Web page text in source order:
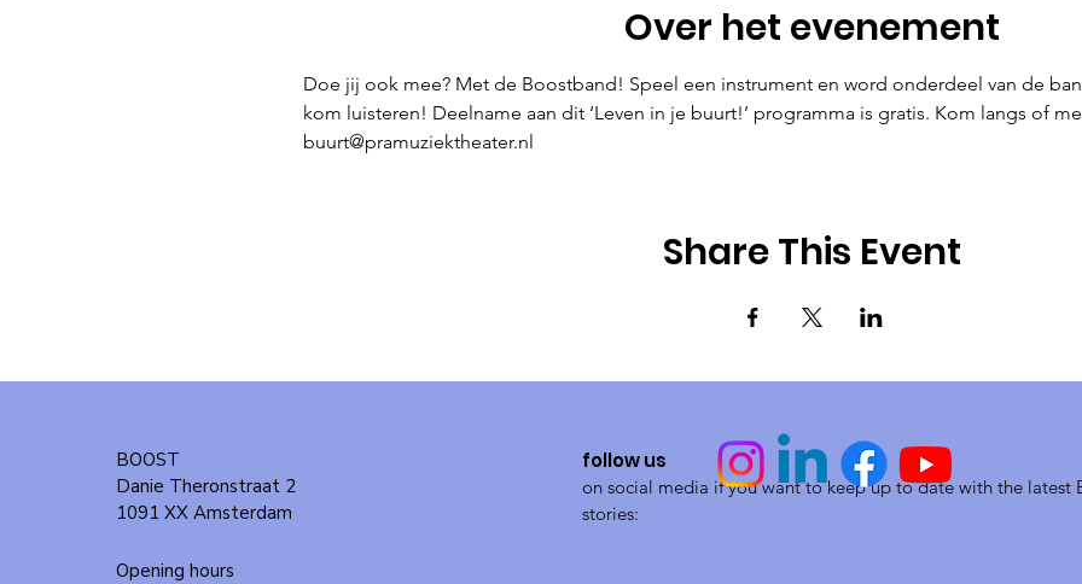
Over het evenement
Doe jij ook mee? Met de Boostband! Speel een instrument en word onderdeel van de
kom luisteren! Deelname aan dit ‘Leven in je buurt!’ programma is gratis. Kom langs of
buurt@pramuziektheater.nl
Share This Event
BOOST
Danie Theronstraat 2
1091 XX Amsterdam
Opening hours
follow us
on social media if you want to keep up to date with the latest
stories: